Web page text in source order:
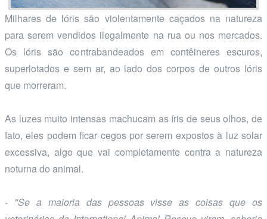
Milhares de lóris são violentamente caçados na natureza
para serem vendidos ilegalmente na rua ou nos mercados.
Os lóris são contrabandeados em contêineres escuros,
superlotados e sem ar, ao lado dos corpos de outros lóris
que morreram.
As luzes muito intensas machucam as íris de seus olhos, de
fato, eles podem ficar cegos por serem expostos à luz solar
excessiva, algo que vai completamente contra a natureza
noturna do animal.
- "Se a maioria das pessoas visse as coisas que os